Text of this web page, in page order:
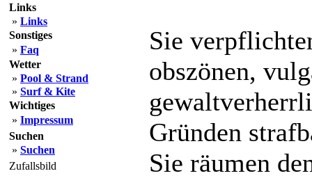
Links
» Links
Sonstiges
» Faq
Wetter
» Pool & Strand
» Surf & Kite
Wichtiges
» Impressum
Suchen
» Suchen
Zufallsbild
Sie
obszönen,
Gründen
Sie räumen